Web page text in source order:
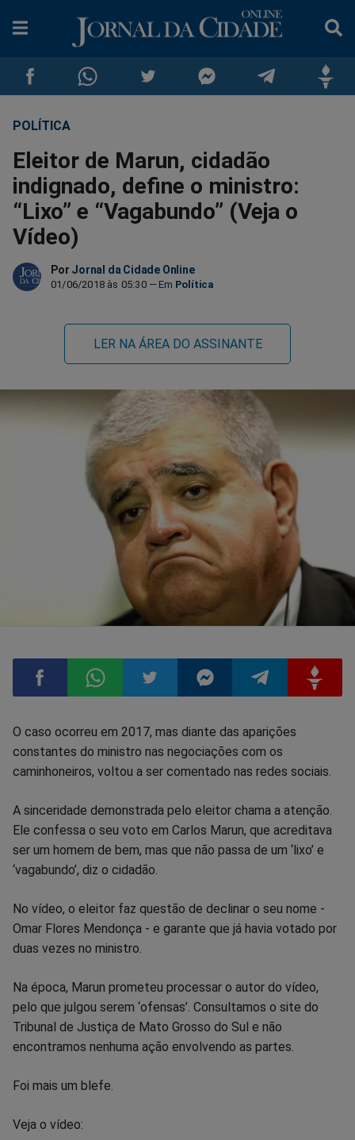
Compartilhar
no
Facebook
Compartilhar
no
Whatsapp
no
Twitter
no
Messenger
no
Telegram
POLÍTICA
Eleitor de Marun, cidadão
indignado, define o ministro:
“Lixo” e “Vagabundo” (Veja o
Vídeo)
Por Jornal da Cidade Online
01/06/2018 às 05:30 Política
LER NA ÁREA DO ASSINANTE
Compartilhar
no
Facebook
Compartilhar
no
Whatsapp
Compartilhar
no
Twitter
Compartilhar
no
Messenger
Compartilhar
no
Telegram
no
Gettr
O caso ocorreu em 2017, mas diante das aparições
constantes do ministro nas negociações com os
caminhoneiros, voltou a ser comentado nas redes sociais.
A sinceridade demonstrada pelo eleitor chama a atenção.
Ele confessa o seu voto em Carlos Marun, que acreditava
ser um homem de bem, mas que não passa de um ‘lixo’ e
‘vagabundo’, diz o cidadão.
No vídeo, o eleitor faz questão de declinar o seu nome -
Omar Flores Mendonça - e garante que já havia votado por
duas vezes no ministro.
Na época, Marun prometeu processar o autor do vídeo,
pelo que julgou serem ‘ofensas’. Consultamos o site do
Tribunal de Justiça de Mato Grosso do Sul e não
encontramos nenhuma ação envolvendo as partes.
Foi mais um blefe.
Veja o vídeo: